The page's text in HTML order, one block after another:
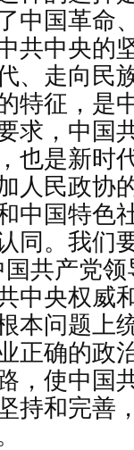
中国革命
共中央的
、走向民
特征，是
求，中国
也是新时
人民政协
中国特色
同。我们
共产党
中央权威
本问题上
正确的政
，使中国
持和完善